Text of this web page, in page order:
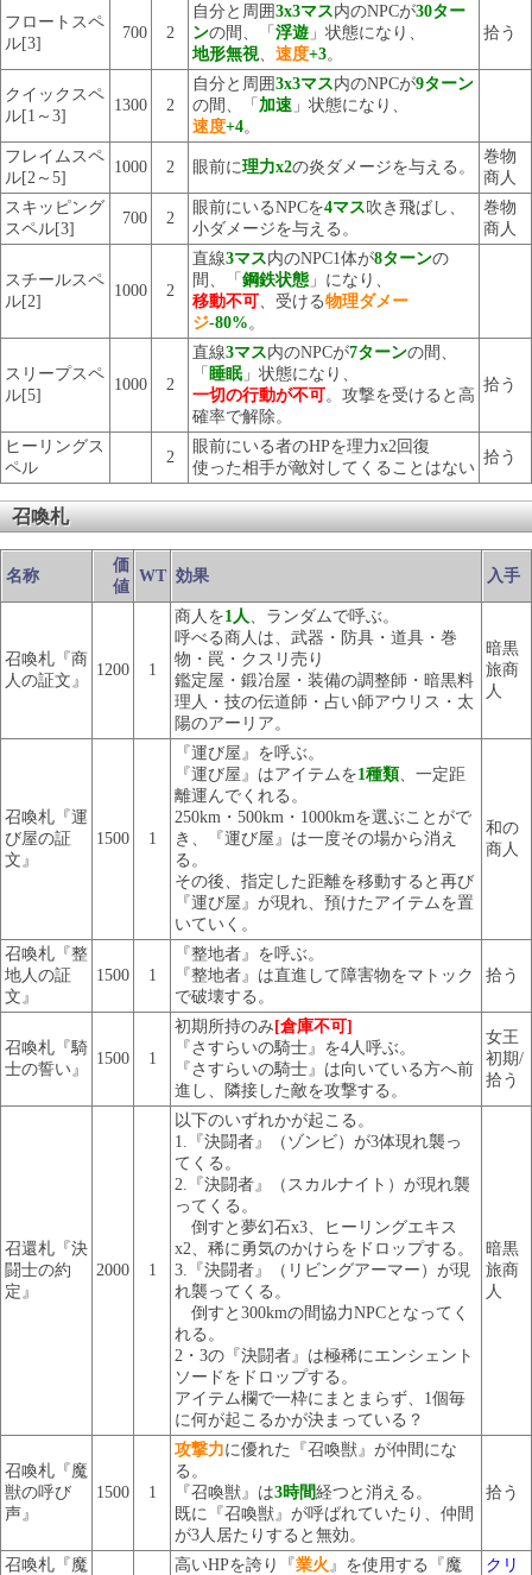
フロートスペ
ル[3]
700 2
自分と周囲3x3マス内のNPCが30ター
ンの間、「浮遊 」状態になり、
地形無視
速度+3。
拾う
クイックスペ
ル[1～3]
1300 2
自分と周囲3x3マス内のNPCが9ターン
の間、「 加速 」状態になり、
速度+4。
フレイムスペ
ル[2～5]
1000 2 眼前に理力x2の炎ダメージを与える。
巻物
商人
スキッピング
スペル[3]
700 2
眼前にいるNPCを4マス吹き飛ばし、
小ダメージを与える。
巻物
商人
スチールスペ
ル[2]
1000 2
直線3マス内のNPC1体が8ターンの
間、「鋼鉄状態 」になり、
移動不可 、受ける物理ダメー
ジ-80% 。
スリープスペ
ル[5]
1000 2
直線3マス内のNPCが7ターンの間、
「 睡眠 」状態になり、
一切の行動が不可。攻撃を受けると高
確率で解除。
拾う
ヒーリングス
ペル
2
眼前にいる者のHPを理力x2回復
使った相手が敵対してくることはない
拾う
召喚札
名称
価
値
WT 効果 入手
召喚札『商
人の証文』
1200 1
商人を1人
、ランダムで呼ぶ。
呼べる商人は、武器・防具・道具・巻
物・罠・クスリ売り
鑑定屋・鍛冶屋・装備の調整師・暗黒料
理人・技の伝道師・占い師アウリス・太
陽のアーリア。
暗黒
旅商
人
召喚札『運
び屋の証
文』
1500 1
『運び屋』を呼ぶ。
『運び屋』はアイテムを1種類 、一定距
離運んでくれる。
250km・500km・1000kmを選ぶことがで
き、『運び屋』は一度その場から消え
る。
その後、指定した距離を移動すると再び
『運び屋』が現れ、預けたアイテムを置
いていく。
和の
商人
召喚札『整
地人の証
文』
1500 1
『整地者』を呼ぶ。
『整地者』は直進して障害物をマトック
で破壊する。
拾う
召喚札『騎
士の誓い』
1500 1
初期所持のみ[倉庫不可]
『さすらいの騎士』を4人呼ぶ。
『さすらいの騎士』は向いている方へ前
進し、隣接した敵を攻撃する。
女王
初期/
拾う
召還札『決
闘士の約
定』
2000 1
以下のいずれかが起こる。
1.『決闘者』（ゾンビ）が3体現れ襲っ
てくる。
2.『決闘者』（スカルナイト）が現れ襲
ってくる。
倒すと夢幻石x3、ヒーリングエキス
x2、稀に勇気のかけらをドロップする。
3.『決闘者』（リビングアーマー）が現
れ襲ってくる。
倒すと300kmの間協力NPCとなってく
れる。
2・3の『決闘者』は極稀にエンシェント
ソードをドロップする。
アイテム欄で一枠にまとまらず、1個毎
に何が起こるかが決まっている？
暗黒
旅商
人
召喚札『魔
獣の呼び
声』
1500 1
攻撃力に優れた『召喚獣』が仲間にな
る。
『召喚獣』は3時間経つと消える。
既に『召喚獣』が呼ばれていたり、仲間
が3人居たりすると無効。
拾う
召喚札『魔
高いHPを誇り『業火 』を使用する『魔
クリ